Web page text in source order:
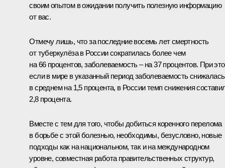
своим опытом в ожидании получить полезную информацию
от вас.
Отмечу лишь, что за последние восемь лет смертность
от туберкулёза в России сократилась более чем
на 66 процентов, заболеваемость – на 37 процентов. При
если в мире в указанный период заболеваемость снижалась
в среднем на 1,5 процента, в России темп снижения
2,8 процента.
Вместе с тем для того, чтобы добиться коренного перелома
в борьбе с этой болезнью, необходимы, безусловно, новые
подходы как на национальном, так и на международном
уровне, совместная работа правительственных структур,